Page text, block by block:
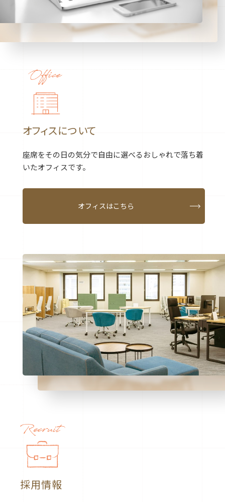
オフィスについて
座席をその日の気分で自由に選べる おしゃれで落ち着
いたオフィスです。
オフィスはこちら
採用情報